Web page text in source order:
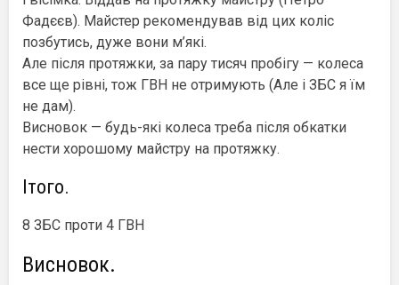
Фадєєв). Майстер рекомендував від цих коліс
позбутись, дуже вони м’які.
Але після протяжки, за пару тисяч пробігу — колеса
все ще рівні, тож ГВН не отримують (Але і ЗБС я їм
не дам).
Висновок — будь-які колеса треба після обкатки
нести хорошому майстру на протяжку.
Ітого.
8 ЗБС проти 4 ГВН
Висновок.